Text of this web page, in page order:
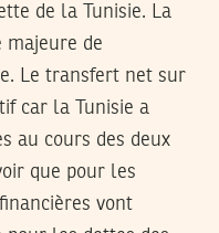
de la Tunisie. La
majeure de
Le transfert net sur
car la Tunisie a
au cours des deux
que pour les
vont